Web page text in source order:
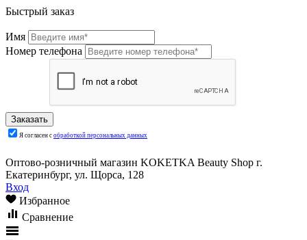
Быстрый заказ
Имя
Номер телефона
Я согласен с обработкой персональных данных
Оптово-розничный магазин KOKETKA Beauty Shop г.
Екатеринбург, ул. Щорса, 128
Вход
Избранное
Сравнение